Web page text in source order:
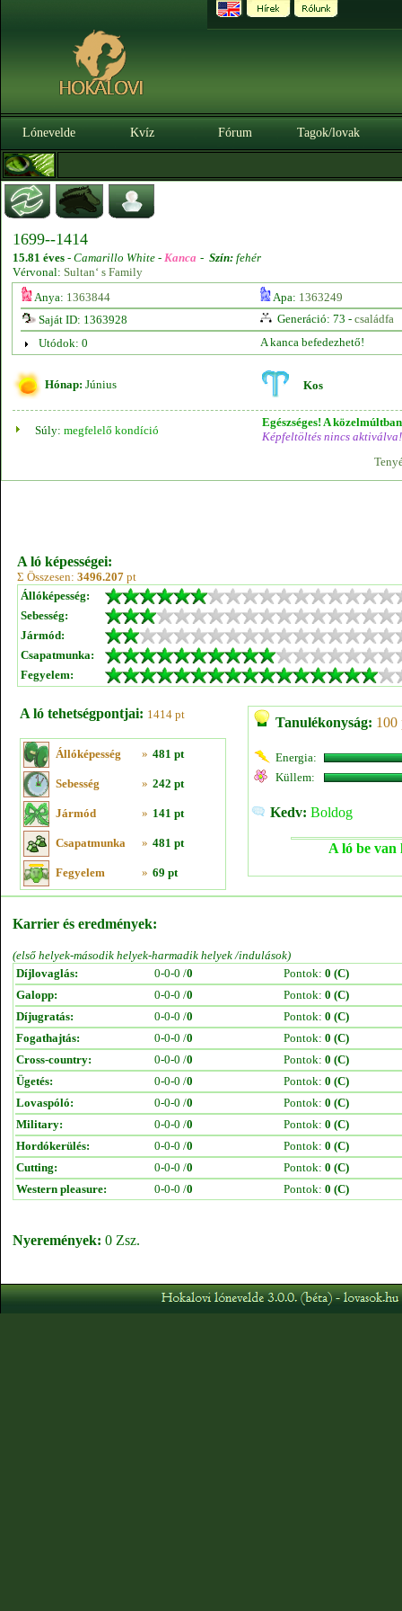
Lónevelde Kvíz Fórum Tagok/lovak
1699--1414
15.81 éves - Camarillo White - Kanca - Szín: fehér
Vérvonal: Sultan‘ s Family
Anya: 1363844 Apa: 1363249
Saját ID: 1363928
Generáció: 73 - családfa
Utódok: 0
A kanca befedezhető!
Hónap: Június Kos
Súly: megfelelő kondíció
Egészséges! A
Képfeltöltés nincs aktiválva!
A ló képességei:
Σ Összesen: 3496.207 pt
Állóképesség:
Sebesség:
Jármód:
Csapatmunka:
Fegyelem:
A ló tehetségpontjai: 1414 pt
Állóképesség » 481 pt
Sebesség » 242 pt
Jármód » 141 pt
Csapatmunka » 481 pt
Fegyelem » 69 pt
Tanulékonyság: 100
Energia:
Küllem:
Kedv: Boldog
A ló be van
Karrier és eredmények:
(első helyek-második helyek-harmadik helyek /indulások)
Díjlovaglás:
0-0-0 /0 Pontok: 0 (C)
Galopp:
0-0-0 /0 Pontok: 0 (C)
Díjugratás:
0-0-0 /0 Pontok: 0 (C)
Fogathajtás:
0-0-0 /0 Pontok: 0 (C)
Cross-country:
0-0-0 /0 Pontok: 0 (C)
Ügetés:
0-0-0 /0 Pontok: 0 (C)
Lovaspóló:
0-0-0 /0 Pontok: 0 (C)
Military:
0-0-0 /0 Pontok: 0 (C)
Hordókerülés:
0-0-0 /0 Pontok: 0 (C)
Cutting:
0-0-0 /0 Pontok: 0 (C)
Western pleasure:
0-0-0 /0 Pontok: 0 (C)
Nyeremények: 0 Zsz.